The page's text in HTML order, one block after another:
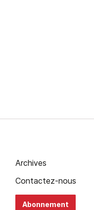
Archives
Contactez-nous
Abonnement